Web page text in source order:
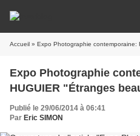
Accueil » Expo Photographie contemporaine:
Expo Photographie
HUGUIER "Étranges
Publié le 29/06/2014 à 06:41
Par Eric SIMON